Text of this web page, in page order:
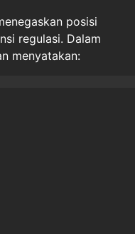
posisi
regulasi. Dalam
menyatakan: